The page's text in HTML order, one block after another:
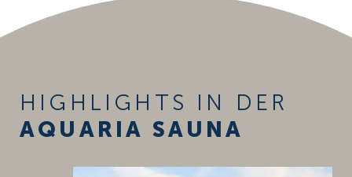
HIGHLIGHTS IN DER
AQUARIA SAUNA